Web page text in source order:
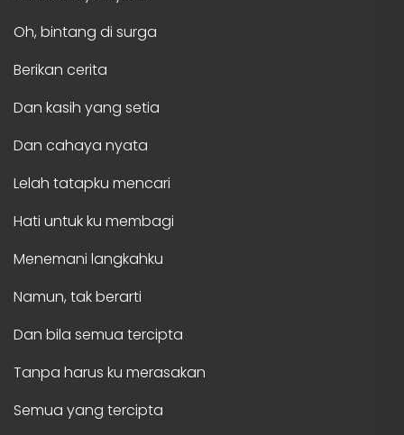
Oh, bintang di surga
Berikan cerita
Dan kasih yang setia
Dan cahaya nyata
Lelah tatapku mencari
Hati untuk ku membagi
Menemani langkahku
Namun, tak berarti
Dan bila semua tercipta
Tanpa harus ku merasakan
Semua yang tercipta